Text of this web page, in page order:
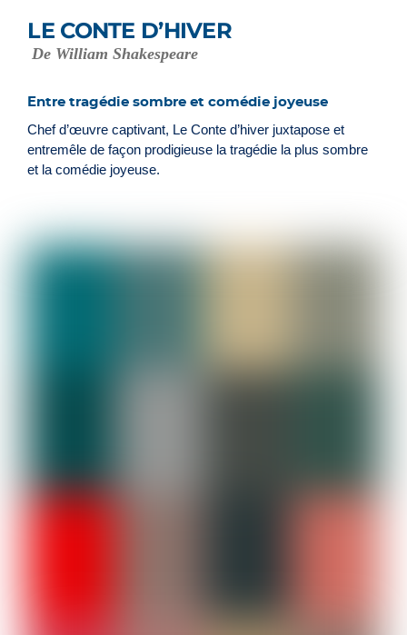
LE CONTE D’HIVER
De William Shakespeare
Entre tragédie sombre et comédie joyeuse
Chef d’œuvre captivant, Le Conte d’hiver juxtapose et
entremêle de façon prodigieuse la tragédie la plus sombre
et la comédie joyeuse.